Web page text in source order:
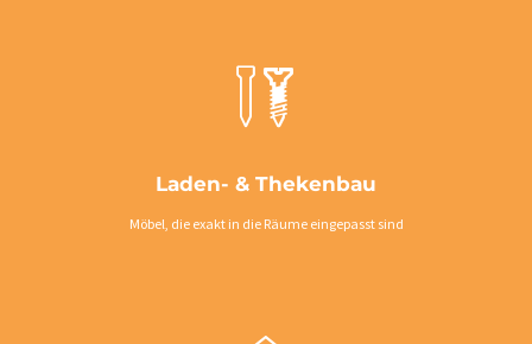
Laden- & Thekenbau
Möbel, die exakt in die Räume eingepasst sind